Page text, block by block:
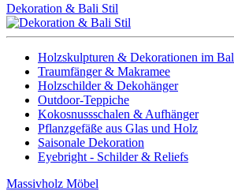
Dekoration & Bali Stil
Holzskulpturen & Dekorationen im
Traumfänger & Makramee
Holzschilder & Dekohänger
Outdoor-Teppiche
Kokosnussschalen & Aufhänger
Pflanzgefäße aus Glas und Holz
Saisonale Dekoration
Eyebright - Schilder & Reliefs
Massivholz Möbel